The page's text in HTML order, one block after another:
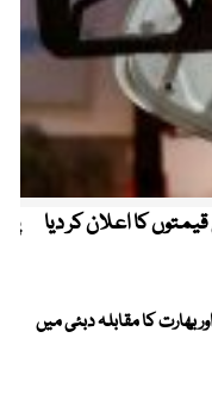
کا اعلان کر دیا
پاکستان اور بھارت کا مقابلہ دبئی میں